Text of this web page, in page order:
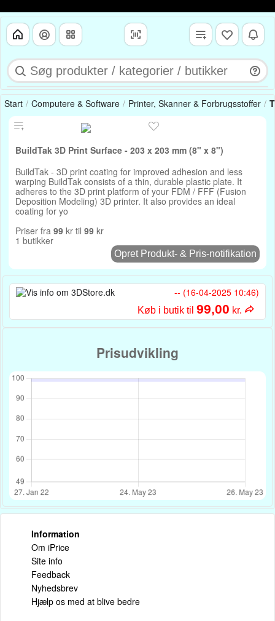
Start Computere & Software Printer, Skanner & Forbrugsstoffer
BuildTak 3D Print Surface - 203 x 203 mm (8" x 8")
BuildTak - 3D print coating for improved adhesion and less
warping BuildTak consists of a thin, durable plastic plate. It
adheres to the 3D print platform of your FDM / FFF (Fusion
Deposition Modeling) 3D printer. It also provides an ideal
coating for yo
Priser fra 99 kr til 99 kr
1 butikker
Opret Produkt- & Pris-notifikation
-- (16-04-2025 10:46)
Køb i butik til 99,00 kr.
Prisudvikling
Information
Om iPrice
Site info
Feedback
Nyhedsbrev
Hjælp os med at blive bedre